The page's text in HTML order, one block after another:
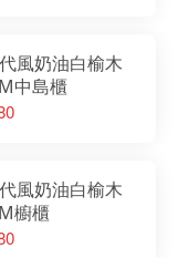
風奶油白榆木
中島櫃
風奶油白榆木
櫥櫃